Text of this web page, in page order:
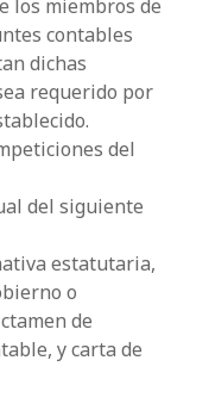
los miembros de
contables
dichas
requerido por
del
del siguiente
estatutaria,
o
de
y carta de